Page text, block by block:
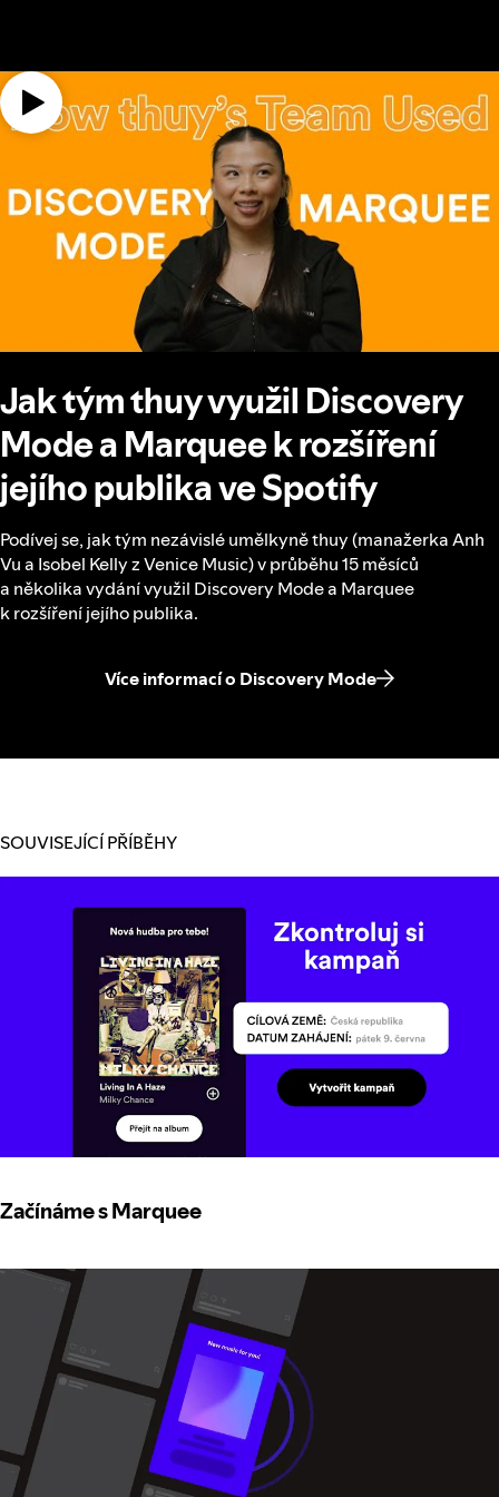
Jak tým thuy využil Discovery
Mode a Marquee k rozšíření
jejího publika ve Spotify
Podívej se, jak tým nezávislé umělkyně thuy (manažerka Anh
Vu a Isobel Kelly z Venice Music) v průběhu 15 měsíců
a několika vydání využil Discovery Mode a Marquee
k rozšíření jejího publika.
Více informací o Discovery Mode
SOUVISEJÍCÍ PŘÍBĚHY
Začínáme s Marquee